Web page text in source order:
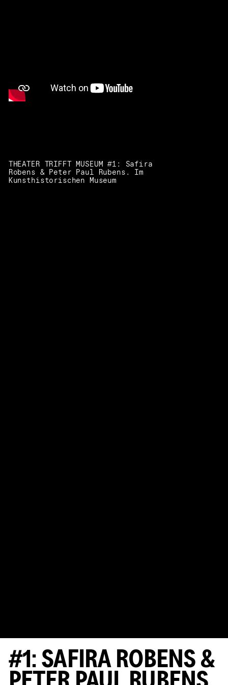
THEATER TRIFFT MUSEUM #1: Safira
Robens & Peter Paul Rubens. Im
Kunsthistorischen Museum
#1: SAFIRA ROBENS &